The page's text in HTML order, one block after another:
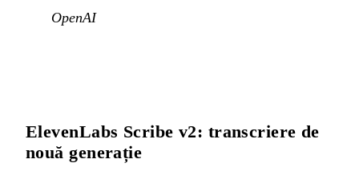
OpenAI
ElevenLabs Scribe v2: transcriere de
nouă generație